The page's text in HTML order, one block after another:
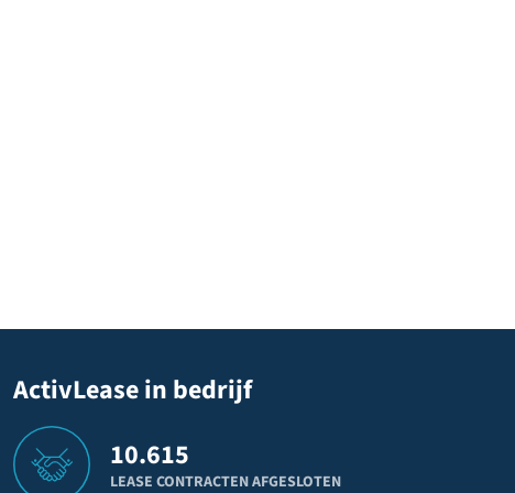
ActivLease in bedrijf
10.615
LEASE CONTRACTEN AFGESLOTEN